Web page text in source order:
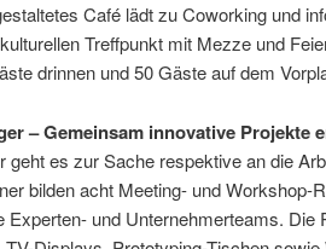
Café lädt zu Coworking und
Treffpunkt mit Mezze und
drinnen und 50 Gäste auf dem
– Gemeinsam innovative Projekte
geht es zur Sache respektive an die
bilden acht Meeting- und Workshop-
Experten- und Unternehmerteams. Die